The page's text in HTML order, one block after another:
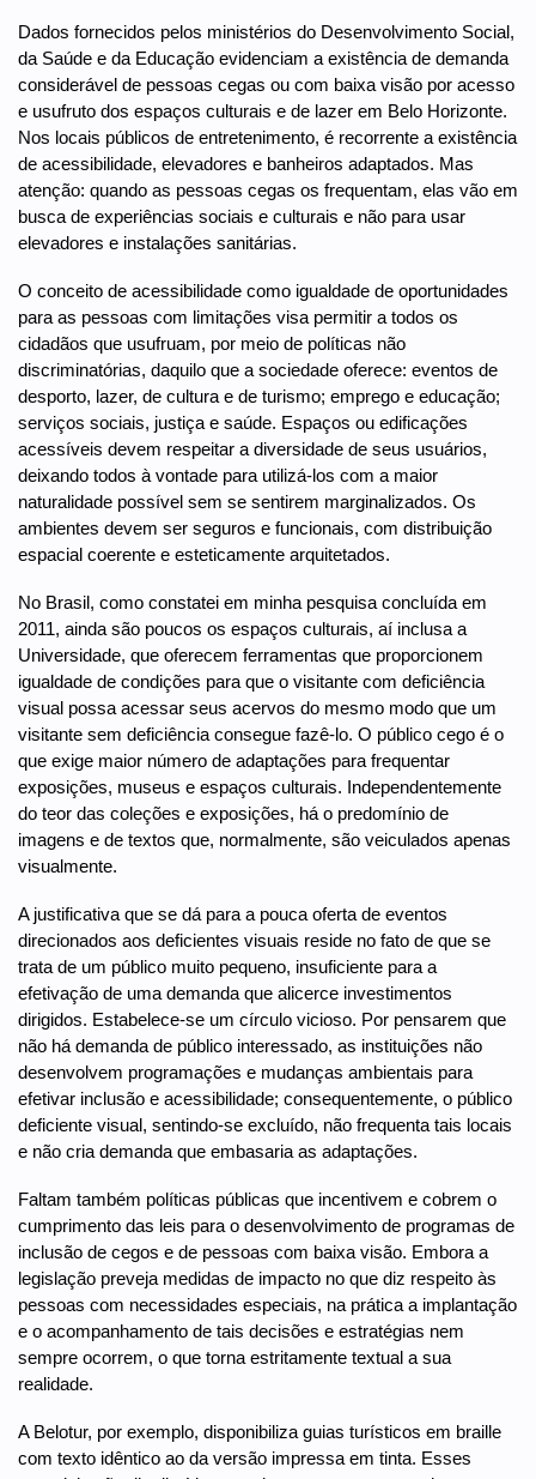
Dados fornecidos pelos ministérios do Desenvolvimento Social,
da Saúde e da Educação evidenciam a existência de demanda
considerável de pessoas cegas ou com baixa visão por acesso
e usufruto dos espaços culturais e de lazer em Belo Horizonte.
Nos locais públicos de entretenimento, é recorrente a existência
de acessibilidade, elevadores e banheiros adaptados. Mas
atenção: quando as pessoas cegas os frequentam, elas vão em
busca de experiências sociais e culturais e não para usar
elevadores e instalações sanitárias.
O conceito de acessibilidade como igualdade de oportunidades
para as pessoas com limitações visa permitir a todos os
cidadãos que usufruam, por meio de políticas não
discriminatórias, daquilo que a sociedade oferece: eventos de
desporto, lazer, de cultura e de turismo; emprego e educação;
serviços sociais, justiça e saúde. Espaços ou edificações
acessíveis devem respeitar a diversidade de seus usuários,
deixando todos à vontade para utilizá-los com a maior
naturalidade possível sem se sentirem marginalizados. Os
ambientes devem ser seguros e funcionais, com distribuição
espacial coerente e esteticamente arquitetados.
No Brasil, como constatei em minha pesquisa concluída em
2011, ainda são poucos os espaços culturais, aí inclusa a
Universidade, que oferecem ferramentas que proporcionem
igualdade de condições para que o visitante com deficiência
visual possa acessar seus acervos do mesmo modo que um
visitante sem deficiência consegue fazê-lo. O público cego é o
que exige maior número de adaptações para frequentar
exposições, museus e espaços culturais. Independentemente
do teor das coleções e exposições, há o predomínio de
imagens e de textos que, normalmente, são veiculados apenas
visualmente.
A justificativa que se dá para a pouca oferta de eventos
direcionados aos deficientes visuais reside no fato de que se
trata de um público muito pequeno, insuficiente para a
efetivação de uma demanda que alicerce investimentos
dirigidos. Estabelece-se um círculo vicioso. Por pensarem que
não há demanda de público interessado, as instituições não
desenvolvem programações e mudanças ambientais para
efetivar inclusão e acessibilidade; consequentemente, o público
deficiente visual, sentindo-se excluído, não frequenta tais locais
e não cria demanda que embasaria as adaptações.
Faltam também políticas públicas que incentivem e cobrem o
cumprimento das leis para o desenvolvimento de programas de
inclusão de cegos e de pessoas com baixa visão. Embora a
legislação preveja medidas de impacto no que diz respeito às
pessoas com necessidades especiais, na prática a implantação
e o acompanhamento de tais decisões e estratégias nem
sempre ocorrem, o que torna estritamente textual a sua
realidade.
A Belotur, por exemplo, disponibiliza guias turísticos em braille
com texto idêntico ao da versão impressa em tinta. Esses